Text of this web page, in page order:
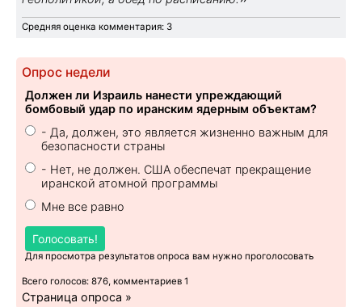
Средняя оценка комментария: 3
Опрос недели
Должен ли Израиль нанести упреждающий
бомбовый удар по иранским ядерным объектам?
- Да, должен, это является жизненно важным для
безопасности страны
- Нет, не должен. США обеспечат прекращение
иранской атомной программы
Мне все равно
Голосовать!
Для просмотра результатов опроса вам нужно проголосовать
Всего голосов: 876, комментариев 1
Страница опроса »